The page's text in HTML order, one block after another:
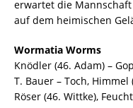
erwartet die
auf dem heimischen
Wormatia Worms
Knödler (46. Adam) –
T. Bauer – Toch,
Röser (46. Wittke),